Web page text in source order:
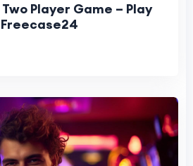
Player Game – Play